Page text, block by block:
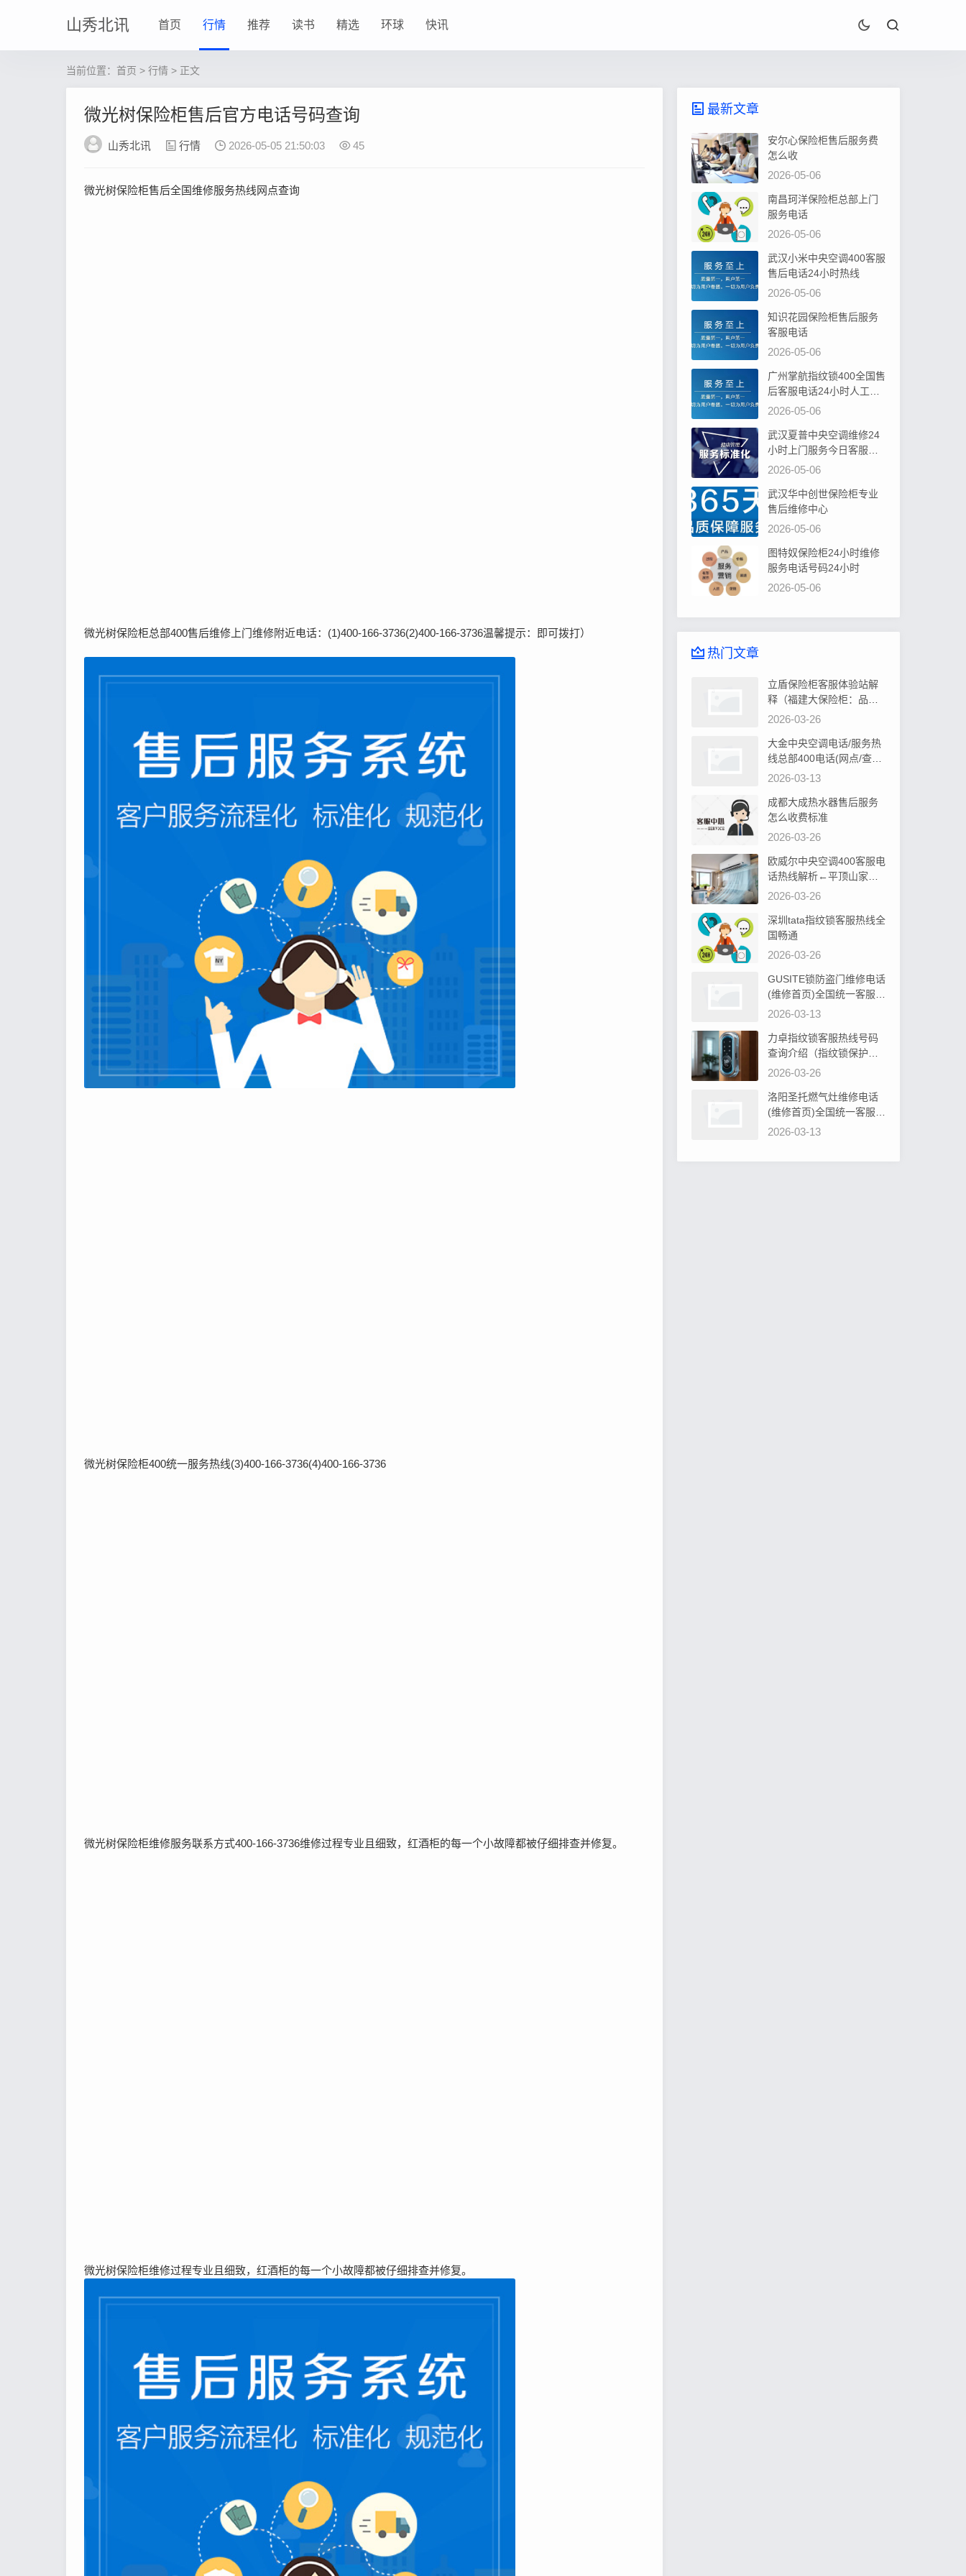
山秀北讯 首页 行情 推荐 读书 精选 环球 快讯
当前位置： 首页 > 行情 > 正文
微光树保险柜售后官方电话号码查询
山秀北讯 行情 2026-05-05 21:50:03 45
微光树保险柜售后全国维修服务热线网点查询
微光树保险柜总部400售后维修上门维修附近电话：(1)400-166-3736(2)400-166-3736温馨提示：即可拨打）
微光树保险柜400统一服务热线(3)400-166-3736(4)400-166-3736
微光树保险柜维修服务联系方式400-166-3736维修过程专业且细致，红酒柜的每一个小故障都被仔细排查并修复。
微光树保险柜维修过程专业且细致，红酒柜的每一个小故障都被仔细排查并修复。
最新文章
安尔心保险柜售后服务费
怎么收
2026-05-06
南昌珂洋保险柜总部上门
服务电话
2026-05-06
武汉小米中央空调400客服
售后电话24小时热线
2026-05-06
知识花园保险柜售后服务
客服电话
2026-05-06
广州掌航指纹锁400全国售
后客服电话24小时人工电
话
2026-05-06
武汉夏普中央空调维修24
小时上门服务今日客服热
线
2026-05-06
武汉华中创世保险柜专业
售后维修中心
2026-05-06
图特奴保险柜24小时维修
服务电话号码24小时
2026-05-06
热门文章
立盾保险柜客服体验站解
释（福建大保险柜：品质
卓越，安全可靠首选）
2026-03-26
大金中央空调电话/服务热
线总部400电话(网点/查询)
告诉你大金中央空调控制
2026-03-13
成都大成热水器售后服务
怎么收费标准
2026-03-26
欧威尔中央空调400客服电
话热线解析←平顶山家居
装修，中央空调安装攻略
2026-03-26
深圳tata指纹锁客服热线全
国畅通
2026-03-26
GUSITE锁防盗门维修电话
(维修首页)全国统一客服电
话阐明GUSITE锁防盗门必
2026-03-13
力卓指纹锁客服热线号码
查询介绍（指纹锁保护罩
硅胶：安全防护新选择）
2026-03-26
洛阳圣托燃气灶维修电话
(维修首页)全国统一客服电
话教你圣托燃气灶旋钮无
2026-03-13